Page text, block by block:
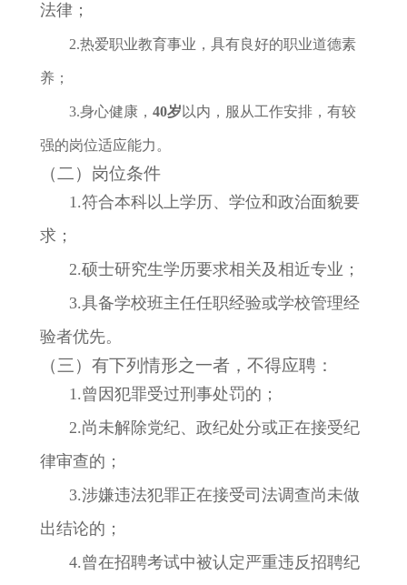
法律；
2.热爱职业教育事业，具有良好的职业道德素
养；
3.身心健康， 40岁 以内，服从工作安排，有较
强的岗位适应能力。
（二）岗位条件
1.符合本科以上学历、学位和政治面貌要
求；
2.硕士研究生学历要求相关及相近专业；
3.具备学校班主任任职经验或学校管理经
验者优先。
（三）有下列情形之一者，不得应聘：
1.曾因犯罪受过刑事处罚的；
2.尚未解除党纪、政纪处分或正在接受纪
律审查的；
3.涉嫌违法犯罪正在接受司法调查尚未做
出结论的；
4.曾在招聘考试中被认定严重违反招聘纪